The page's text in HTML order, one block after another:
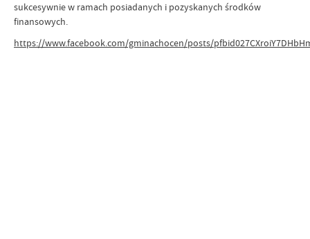
sukcesywnie w ramach posiadanych i pozyskanych środków
finansowych.
https://www.facebook.com/gminachocen/posts/